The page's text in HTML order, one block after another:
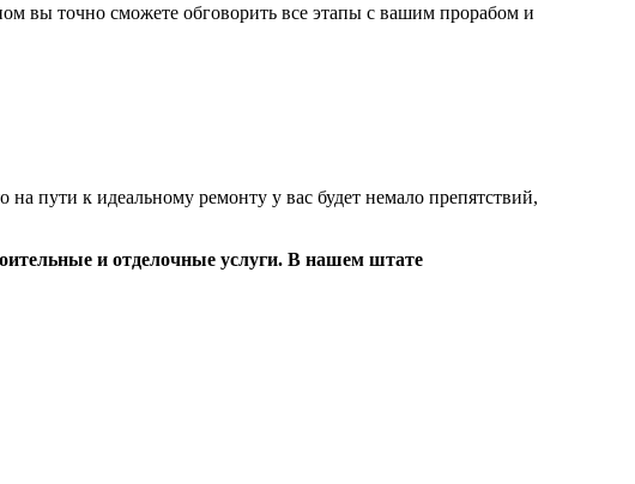
вы точно сможете обговорить все этапы с вашим прорабом и
пути к идеальному ремонту у вас будет немало препятствий,
и отделочные услуги. В нашем штате